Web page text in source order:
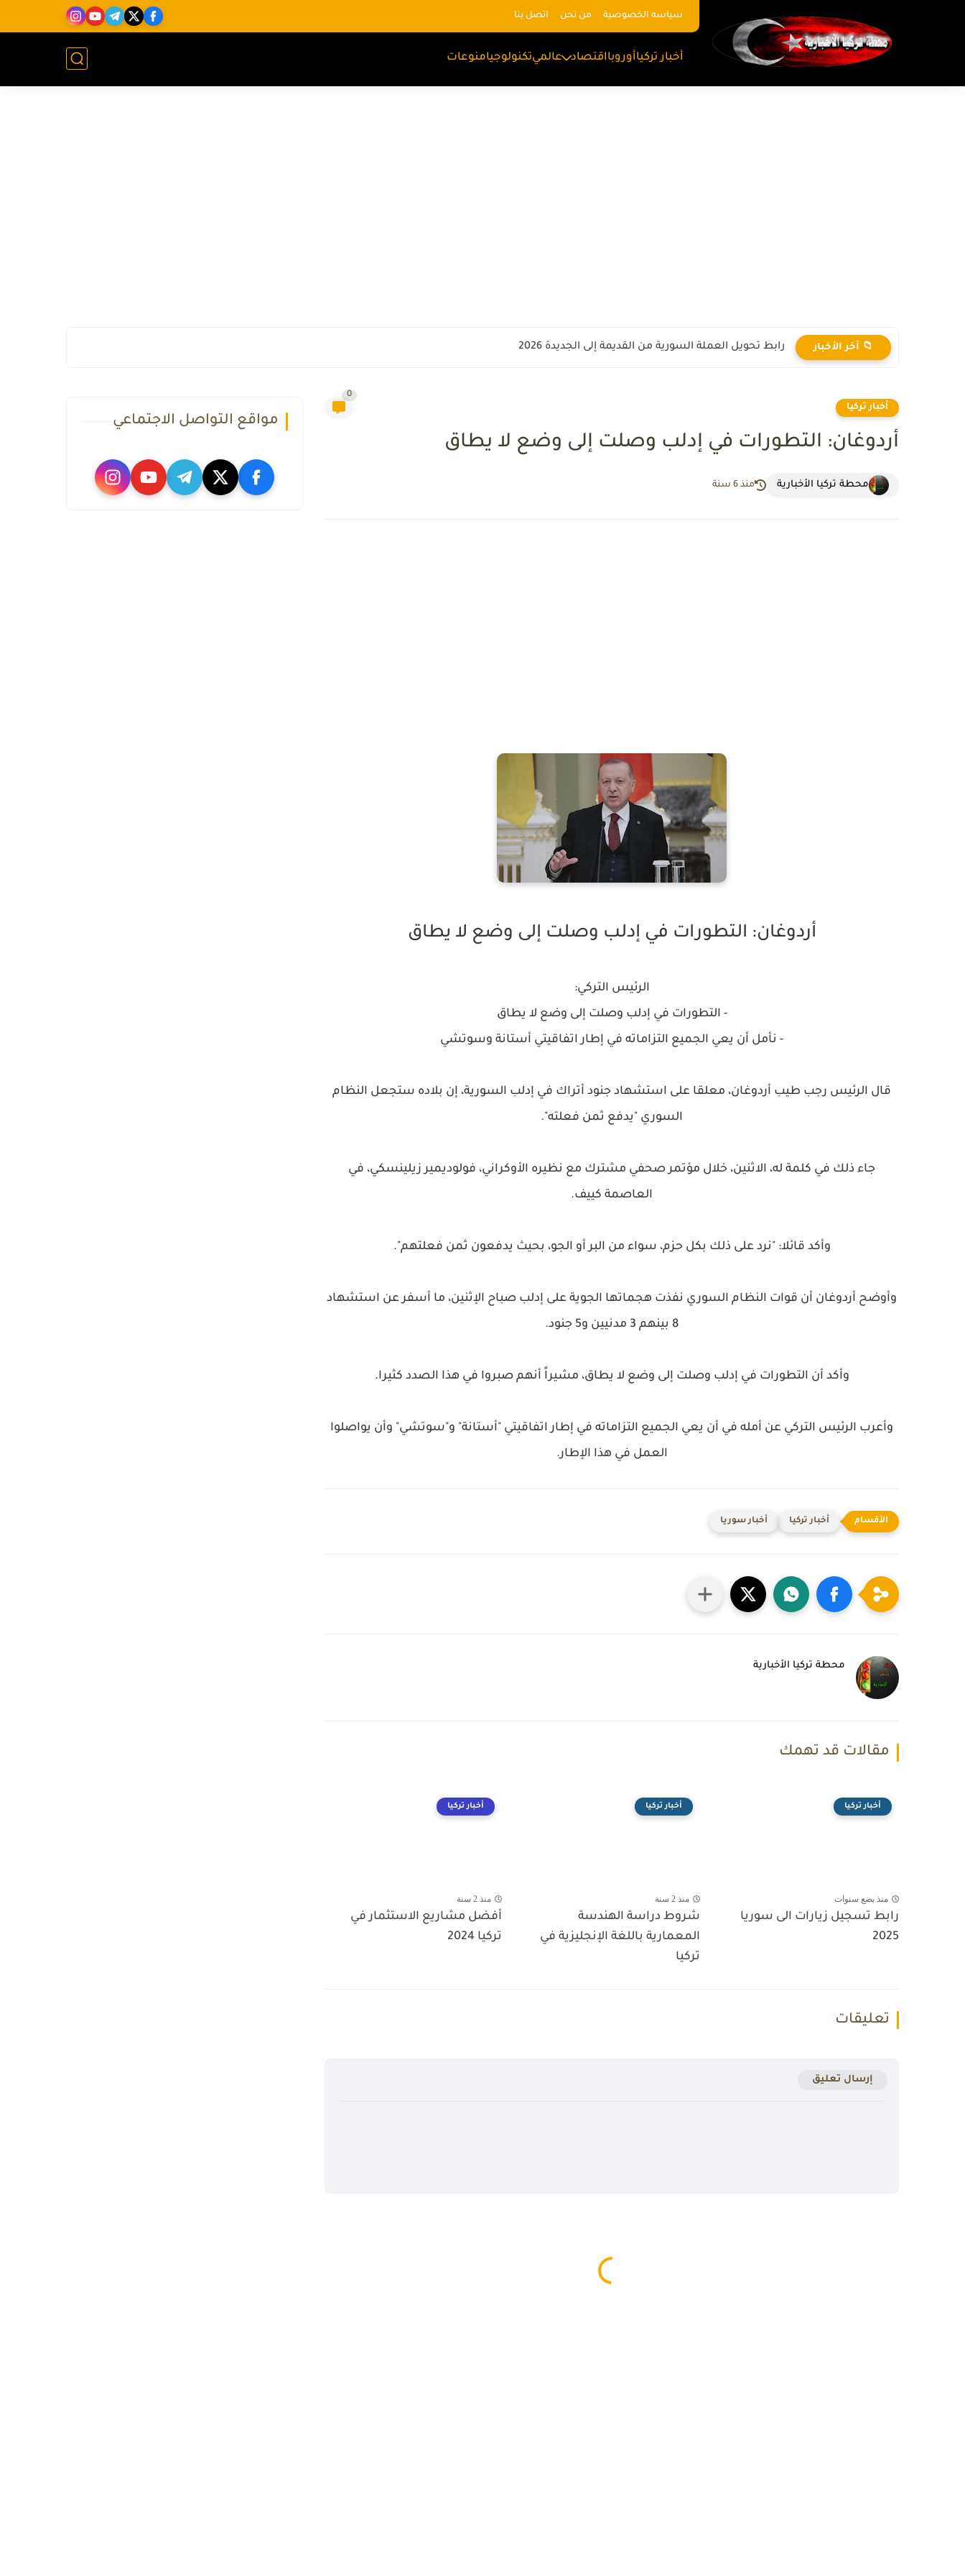
سياسه الخصوصية من نحن اتصل بنا
أخبار تركياأوروبااقتصاد عالميتكنولوجيامنوعات
📁 آخر الأخبار رابط تحويل العملة السورية من القديمة إلى الجديدة 2026
أخبار تركيا
0
أردوغان: التطورات في إدلب وصلت إلى وضع لا يطاق
محطة تركيا الأخبارية منذ 6 سنة
أردوغان: التطورات في إدلب وصلت إلى وضع لا يطاق
الرئيس التركي:
- التطورات في إدلب وصلت إلى وضع لا يطاق
- نأمل أن يعي الجميع التزاماته في إطار اتفاقيتي أستانة وسوتشي
قال الرئيس رجب طيب أردوغان، معلقا على استشهاد جنود أتراك في إدلب السورية، إن بلاده ستجعل النظام
السوري "يدفع ثمن فعلته".
جاء ذلك في كلمة له، الاثنين، خلال مؤتمر صحفي مشترك مع نظيره الأوكراني، فولوديمير زيلينسكي، في
العاصمة كييف.
وأكد قائلا: "نرد على ذلك بكل حزم، سواء من البر أو الجو، بحيث يدفعون ثمن فعلتهم".
وأوضح أردوغان أن قوات النظام السوري نفذت هجماتها الجوية على إدلب صباح الإثنين، ما أسفر عن استشهاد
8 بينهم 3 مدنيين و5 جنود.
وأكد أن التطورات في إدلب وصلت إلى وضع لا يطاق، مشيراً أنهم صبروا في هذا الصدد كثيرا.
وأعرب الرئيس التركي عن أمله في أن يعي الجميع التزاماته في إطار اتفاقيتي "أستانة" و"سوتشي" وأن يواصلوا
العمل في هذا الإطار.
أخبار تركيا أخبار سوريا
محطة تركيا الأخبارية
مقالات قد تهمك
أخبار تركيا
منذ بضع سنوات
رابط تسجيل زيارات الى سوريا
2025
أخبار تركيا
منذ 2 سنة
شروط دراسة الهندسة
المعمارية باللغة الإنجليزية في
تركيا
أخبار تركيا
منذ 2 سنة
أفضل مشاريع الاستثمار في
تركيا 2024
تعليقات
إرسال تعليق
مواقع التواصل الاجتماعي